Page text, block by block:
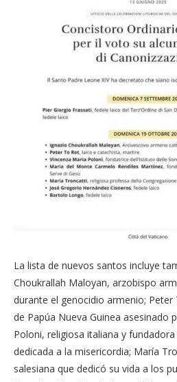
La lista de nuevos santos incluye
Choukrallah Maloyan, arzobispo
durante el genocidio armenio;
de Papúa Nueva Guinea asesinado
Poloni, religiosa italiana y
dedicada a la misericordia; María
salesiana que dedicó su vida a los